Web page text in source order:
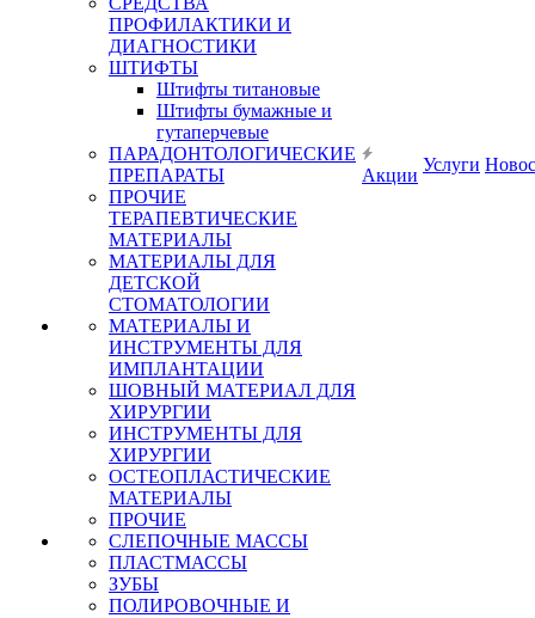
ПРОФИЛАКТИКИ И
ДИАГНОСТИКИ
ШТИФТЫ
Штифты титановые
Штифты бумажные и
гутаперчевые
ПАРАДОНТОЛОГИЧЕСКИЕ
ПРЕПАРАТЫ
ПРОЧИЕ
ТЕРАПЕВТИЧЕСКИЕ
МАТЕРИАЛЫ
МАТЕРИАЛЫ ДЛЯ
ДЕТСКОЙ
СТОМАТОЛОГИИ
МАТЕРИАЛЫ И
ИНСТРУМЕНТЫ ДЛЯ
ИМПЛАНТАЦИИ
ШОВНЫЙ МАТЕРИАЛ ДЛЯ
ХИРУРГИИ
ИНСТРУМЕНТЫ ДЛЯ
ХИРУРГИИ
ОСТЕОПЛАСТИЧЕСКИЕ
МАТЕРИАЛЫ
ПРОЧИЕ
СЛЕПОЧНЫЕ МАССЫ
ПЛАСТМАССЫ
ЗУБЫ
ПОЛИРОВОЧНЫЕ И
Акции
Услуги